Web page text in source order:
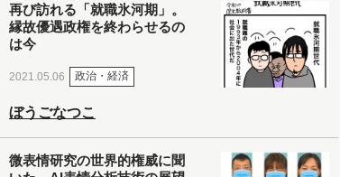
再び訪れる「就職氷河期」。
縁故優遇政権を終わらせるの
は今
2021.05.06 政治・経済
ぼうごなつこ
微表情研究の世界的権威に聞